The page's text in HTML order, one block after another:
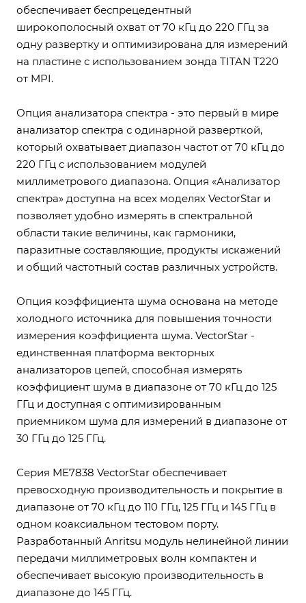
обеспечивает беспрецедентный
широкополосный охват от 70 кГц до 220 ГГц за
одну развертку и оптимизирована для измерений
на пластине с использованием зонда TITAN T220
от MPI.
Опция анализатора спектра - это первый в мире
анализатор спектра с одинарной разверткой,
который охватывает диапазон частот от 70 кГц до
220 ГГц с использованием модулей
миллиметрового диапазона. Опция «Анализатор
спектра» доступна на всех моделях VectorStar и
позволяет удобно измерять в спектральной
области такие величины, как гармоники,
паразитные составляющие, продукты искажений
и общий частотный состав различных устройств.
Опция коэффициента шума основана на методе
холодного источника для повышения точности
измерения коэффициента шума. VectorStar -
единственная платформа векторных
анализаторов цепей, способная измерять
коэффициент шума в диапазоне от 70 кГц до 125
ГГц и доступная с оптимизированным
приемником шума для измерений в диапазоне от
30 ГГц до 125 ГГц.
Серия ME7838 VectorStar обеспечивает
превосходную производительность и покрытие в
диапазоне от 70 кГц до 110 ГГц, 125 ГГц и 145 ГГц в
одном коаксиальном тестовом порту.
Разработанный Anritsu модуль нелинейной линии
передачи миллиметровых волн компактен и
обеспечивает высокую производительность в
диапазоне до 145 ГГц.